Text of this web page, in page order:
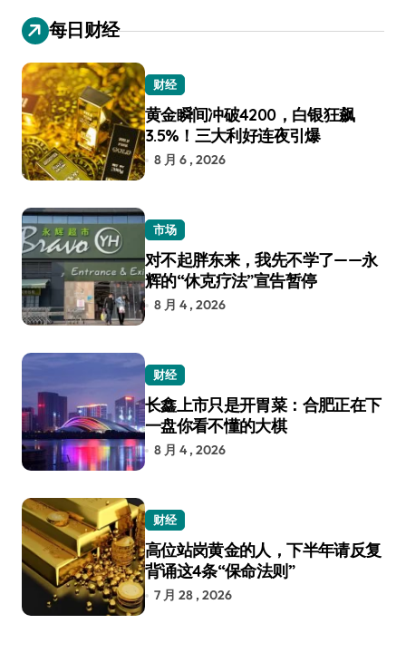
每日财经
财经
黄金瞬间冲破4200，白银狂飙
3.5%！三大利好连夜引爆
8 月 6 , 2026
市场
对不起胖东来，我先不学了——永
辉的“休克疗法”宣告暂停
8 月 4 , 2026
财经
长鑫上市只是开胃菜：合肥正在下
一盘你看不懂的大棋
8 月 4 , 2026
财经
高位站岗黄金的人，下半年请反复
背诵这4条“保命法则”
7 月 28 , 2026